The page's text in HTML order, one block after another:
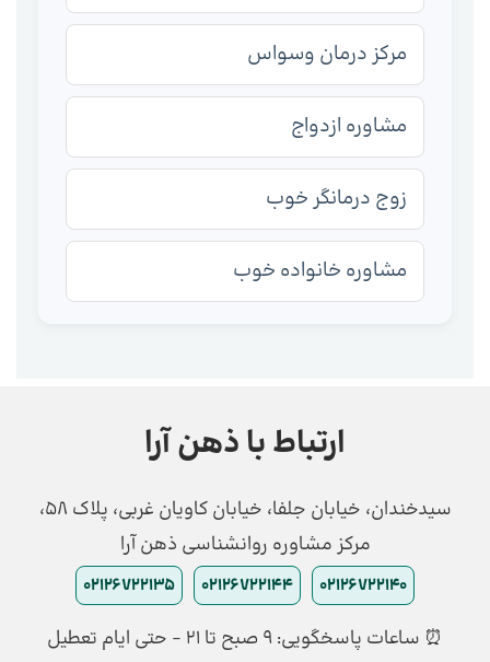
مرکز درمان وسواس
مشاوره ازدواج
زوج درمانگر خوب
مشاوره خانواده خوب
ارتباط با ذهن آرا
سیدخندان، خیابان جلفا، خیابان کاویان غربی، پلاک 58،
مرکز مشاوره روانشناسی ذهن آرا
02126722140
02126722144
02126722135
⏰ ساعات پاسخگویی: ۹ صبح تا ۲۱ - حتی ایام تعطیل